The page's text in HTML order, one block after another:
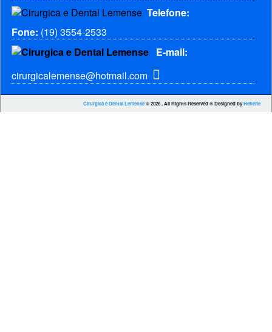
Telefone:
Fone: (19) 3554-2533
E-mail:
cirurgicalemense@hotmail.com
Cirurgica e Dental Lemense© 2026 , All Rights Reserved ® Designed byHeberle